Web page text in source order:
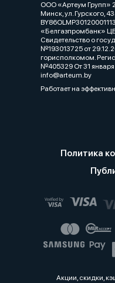
ООО «Артеум Групп»
Минск, ул. Гурского,
«Белгазпромбанк»
Свидетельство о
№193013725 от
горисполкомом.
№405329 От 31
info@arteum.by
Работает на
Политика
Акции, скидки,